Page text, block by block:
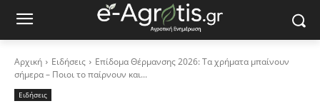
Αρχική Ειδήσεις
Επίδομα Θέρμανσης 2026: Τα χρήματα μπαίνουν
σήμερα – Ποιοι το παίρνουν και...
Ειδήσεις